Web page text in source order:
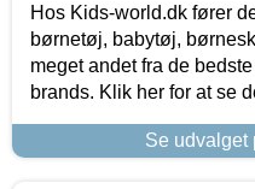
Hos Kids-world.dk fører
børnetøj, babytøj,
meget andet fra de
brands. Klik her for at se
Se udvalget